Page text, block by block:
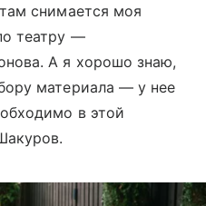
снимается моя
театру —
А я хорошо знаю,
материала — у нее
в этой